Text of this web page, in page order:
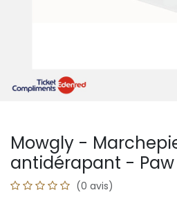
Mowgly -
antidérapant -
(0 avis)